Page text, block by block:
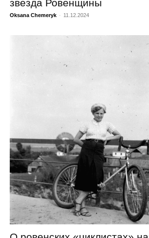
звезда Ровенщины
Oksana Chemeryk - 11.12.2024